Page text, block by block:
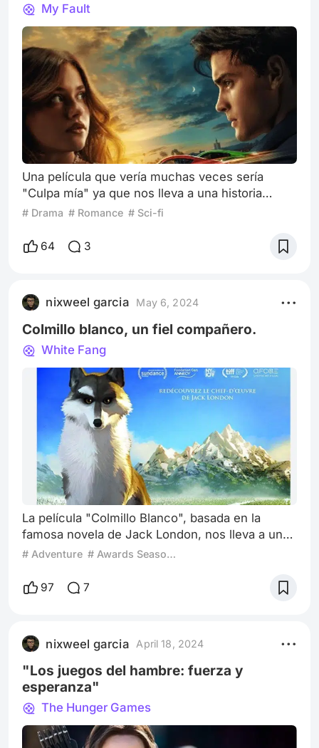
My Fault
Una película que vería muchas veces sería
"Culpa mía" ya que nos lleva a una historia
intensa y emocionante, que nos hace
dificultades que pueden surgir cuando se trata
nuevo padrastro, donde conoce a Nick, su
hermanastro. A pesar de las diferencias sociales
y d
# Drama # Romance # Sci-fi
64 3
nixweel garcia May 6, 2024
Colmillo blanco, un fiel compañero.
White Fang
La película "Colmillo Blanco", basada en la
famosa novela de Jack London, nos lleva a un
viaje emocionante y sobrenatural a través de los
aventura épica, un joven llamado Jack,
un misterioso y experimentado aventurero,
Klaus María Brandauer. En medio de las
majestuos
# Adventure # Awards Season 2024
97 7
nixweel garcia April 18, 2024
"Los juegos del hambre: fuerza y
esperanza"
The Hunger Games